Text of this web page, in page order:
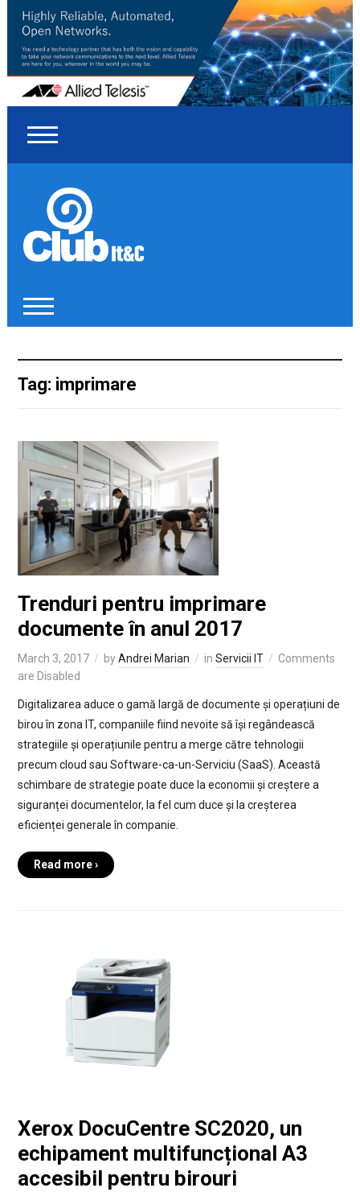
Tag: imprimare
Trenduri pentru imprimare
documente în anul 2017
March 3, 2017 byAndrei Marian in Servicii IT
Comments
are Disabled
Digitalizarea aduce o gamă largă de documente și operațiuni de
birou în zona IT, companiile fiind nevoite să își regândească
strategiile și operațiunile pentru a merge către tehnologii
precum cloud sau Software-ca-un-Serviciu (SaaS). Această
schimbare de strategie poate duce la economii și creștere a
siguranței documentelor, la fel cum duce și la creșterea
eficienței generale în companie.
Read more ›
Xerox DocuCentre SC2020, un
echipament multifuncțional A3
accesibil pentru birouri